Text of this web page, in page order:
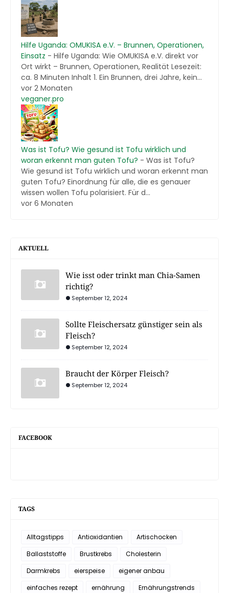
Hilfe Uganda: OMUKISA e.V. – Brunnen, Operationen,
Einsatz - Hilfe Uganda: Wie OMUKISA e.V. direkt vor
Ort wirkt – Brunnen, Operationen, Realität Lesezeit:
ca. 8 Minuten Inhalt 1. Ein Brunnen, drei Jahre, kein...
vor 2 Monaten
veganer.pro
Was ist Tofu? Wie gesund ist Tofu wirklich und
woran erkennt man guten Tofu? - Was ist Tofu?
Wie gesund ist Tofu wirklich und woran erkennt man
guten Tofu? Einordnung für alle, die es genauer
wissen wollen Tofu polarisiert. Für d...
vor 6 Monaten
AKTUELL
Wie isst oder trinkt man Chia-Samen
richtig?
September 12, 2024
Sollte Fleischersatz günstiger sein als
Fleisch?
September 12, 2024
Braucht der Körper Fleisch?
September 12, 2024
FACEBOOK
TAGS
Alltagstipps Antioxidantien
Artischocken
Ballaststoffe
Brustkrebs
Cholesterin
Darmkrebs
eierspeise
eigener anbau
einfaches rezept
ernährung Ernährungstrends